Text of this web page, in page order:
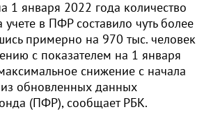
1 января 2022 года количество
в ПФР составило чуть более
примерно на 970 тыс. человек
с показателем на 1 января
снижение с начала
из обновленных данных
(ПФР), сообщает РБК.